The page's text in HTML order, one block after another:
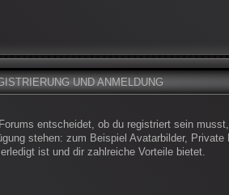
UND ANMELDUNG
entscheidet, ob du registriert sein
stehen: zum Beispiel Avatarbilder,
ist und dir zahlreiche Vorteile bietet.